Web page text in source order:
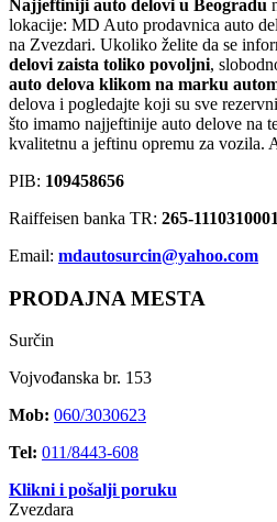
Najjeftiniji auto delovi u Beogradu
lokacije: MD Auto prodavnica auto
na Zvezdari. Ukoliko želite da se
delovi zaista toliko povoljni,
auto delova klikom na marku
delova i pogledajte koji su sve
što imamo najjeftinije auto delove na
kvalitetnu a jeftinu opremu za vozila.
PIB: 109458656
Raiffeisen banka TR: 265-
Email: mdautosurcin@yahoo.com
PRODAJNA MESTA
Surčin
Vojvođanska br. 153
Mob: 060/3030623
Tel: 011/8443-608
Klikni i pošalji poruku
Zvezdara